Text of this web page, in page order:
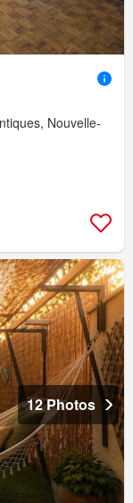
Nouvelle-
12 Photos